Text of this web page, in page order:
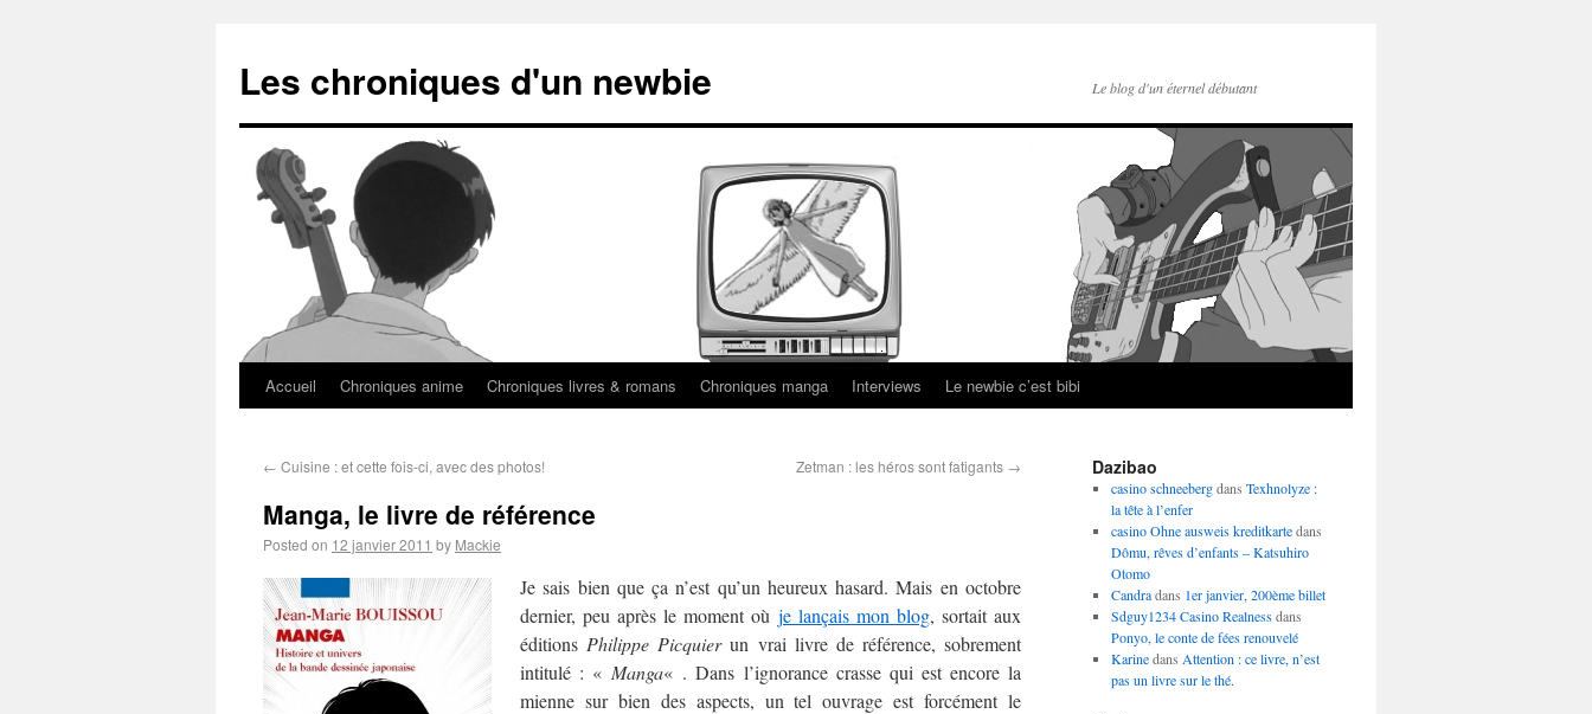
Les chroniques d'un newbie Le blog d'un éternel débutant
Accueil Chroniques anime Chroniques livres & romans Chroniques manga Interviews Le newbie c’est bibi
← Cuisine : et cette fois-ci, avec des photos! Zetman : les héros sont fatigants →
Manga, le livre de référence
Posted on 12 janvier 2011 by Mackie
Je sais bien que ça n’est qu’un heureux hasard. Mais en octobre
dernier, peu après le moment où je lançais mon blog, sortait aux
éditions Philippe Picquierun vrai livre de référence, sobrement
intitulé : « Manga« . Dans l’ignorance crasse qui est encore la
mienne sur bien des aspects, un tel ouvrage est forcément le
Dazibao
casino schneebergdans Texhnolyze :
la tête à l’enfer
casino Ohne ausweis kreditkartedans
Dômu, rêves d’enfants – Katsuhiro
Otomo
Candradans 1er janvier, 200ème billet
Sdguy1234 Casino Realnessdans
Ponyo, le conte de fées renouvelé
Karinedans Attention : ce livre, n’est
pas un livre sur le thé.